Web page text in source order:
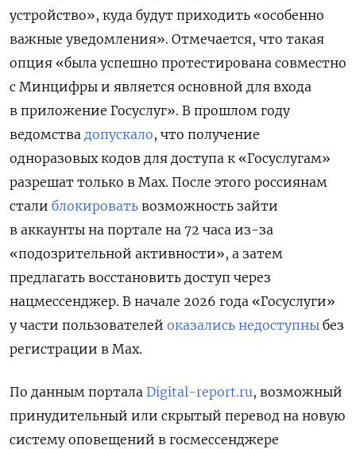
устройство», куда будут приходить «особенно
важные уведомления». Отмечается, что такая
опция «была успешно протестирована совместно
с Минцифры и является основной для входа
в приложение Госуслуг». В прошлом году
ведомства допускало, что получение
одноразовых кодов для доступа к «Госуслугам»
разрешат только в Max. После этого россиянам
стали блокировать возможность зайти
в аккаунты на портале на 72 часа из-за
«подозрительной активности», а затем
предлагать восстановить доступ через
нацмессенджер. В начале 2026 года «Госуслуги»
у части пользователей оказались недоступны без
регистрации в Max.
По данным портала Digital-report.ru, возможный
принудительный или скрытый перевод на новую
систему оповещений в госмессенджере